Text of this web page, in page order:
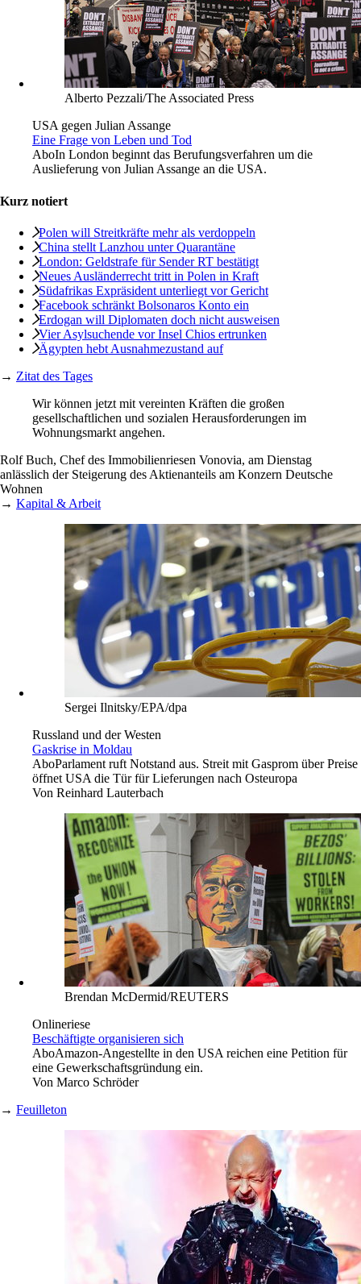
Alberto Pezzali/The Associated Press
USA gegen Julian Assange
Eine Frage von Leben und Tod
AboIn London beginnt das Berufungsverfahren um die
Auslieferung von Julian Assange an die USA.
Kurz notiert
Polen will Streitkräfte mehr als verdoppeln
China stellt Lanzhou unter Quarantäne
London: Geldstrafe für Sender RT bestätigt
Neues Ausländerrecht tritt in Polen in Kraft
Südafrikas Expräsident unterliegt vor Gericht
Facebook schränkt Bolsonaros Konto ein
Erdogan will Diplomaten doch nicht ausweisen
Vier Asylsuchende vor Insel Chios ertrunken
Ägypten hebt Ausnahmezustand auf
→ Zitat des Tages
Wir können jetzt mit vereinten Kräften die großen
gesellschaftlichen und sozialen Herausforderungen im
Wohnungsmarkt ­angehen.
Rolf Buch, Chef des Immobilienriesen Vonovia, am Dienstag
anlässlich der Steigerung des Aktienanteils am Konzern Deutsche
Wohnen
→ Kapital & Arbeit
Sergei Ilnitsky/EPA/dpa
Russland und der Westen
Gaskrise in Moldau
AboParlament ruft Notstand aus. Streit mit Gasprom über Preise
öffnet USA die Tür für Lieferungen nach Osteuropa
Von Reinhard Lauterbach
Brendan McDermid/REUTERS
Onlineriese
Beschäftigte organisieren sich
AboAmazon-Angestellte in den USA reichen eine Petition für
eine Gewerkschaftsgründung ein.
Von Marco Schröder
→ Feuilleton